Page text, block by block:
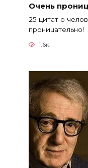
Очень
25 цитат о
проницательно!
1.6к.